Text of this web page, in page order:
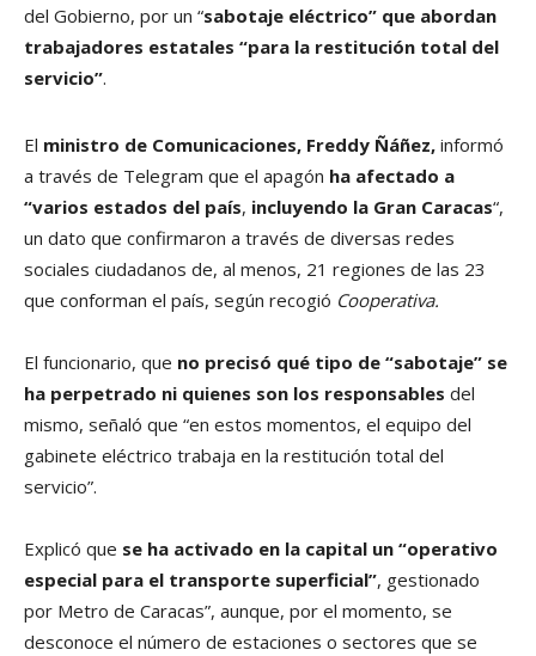
del Gobierno, por un “sabotaje eléctrico” que abordan
trabajadores estatales “para la restitución total del
servicio”.
El ministro de Comunicaciones, Freddy Ñáñez, informó
a través de Telegram que el apagón ha afectado a
“varios estados del país, incluyendo la Gran Caracas“,
un dato que confirmaron a través de diversas redes
sociales ciudadanos de, al menos, 21 regiones de las 23
que conforman el país, según recogió Cooperativa.
El funcionario, que no precisó qué tipo de “sabotaje” se
ha perpetrado ni quienes son los responsables del
mismo, señaló que “en estos momentos, el equipo del
gabinete eléctrico trabaja en la restitución total del
servicio”.
Explicó que se ha activado en la capital un “operativo
especial para el transporte superficial”, gestionado
por Metro de Caracas”, aunque, por el momento, se
desconoce el número de estaciones o sectores que se